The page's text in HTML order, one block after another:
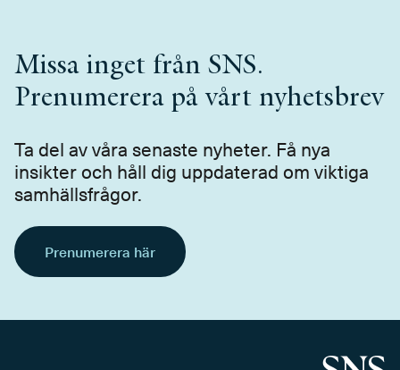
Missa inget från SNS.
Prenumerera på vårt nyhetsbrev
Ta del av våra senaste nyheter. Få nya
insikter och håll dig uppdaterad om viktiga
samhällsfrågor.
Prenumerera här